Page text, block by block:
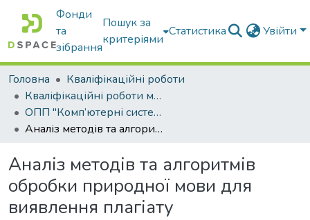
Фонди
та
зібрання
Пошук за
критеріями
Статистика Увійти
Головна
Кваліфікаційні роботи
Кваліфікаційні роботи магістрів
ОПП "Комп’ютерні системи і мережі"
Аналіз методів та алгоритмів обробки природної мови для виявлення плагіату
Аналіз методів та алгоритмів
обробки природної мови для
виявлення плагіату